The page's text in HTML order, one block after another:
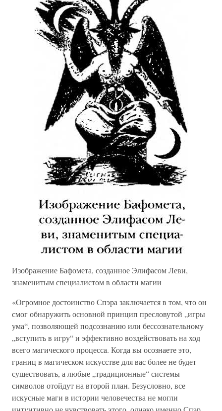
Изображение Бафомета, созданное Элифасом Леви,
знаменитым специалистом в области магии
«Огромное достоинство Спэра заключается в том, что он
смог обнаружить основной принцип пресловутой „игры
ума“, позволяющей подсознанию или бессознательному
„вступить в игру“ и эффективно воздействовать на ход
всего магического процесса. Когда вы осознаете это,
границ в магическом искусстве для вас более не будет
существовать, а любые „традиционные“ системы
символов отойдут на второй план. Безусловно, все
искусные маги в истории человечества не могли